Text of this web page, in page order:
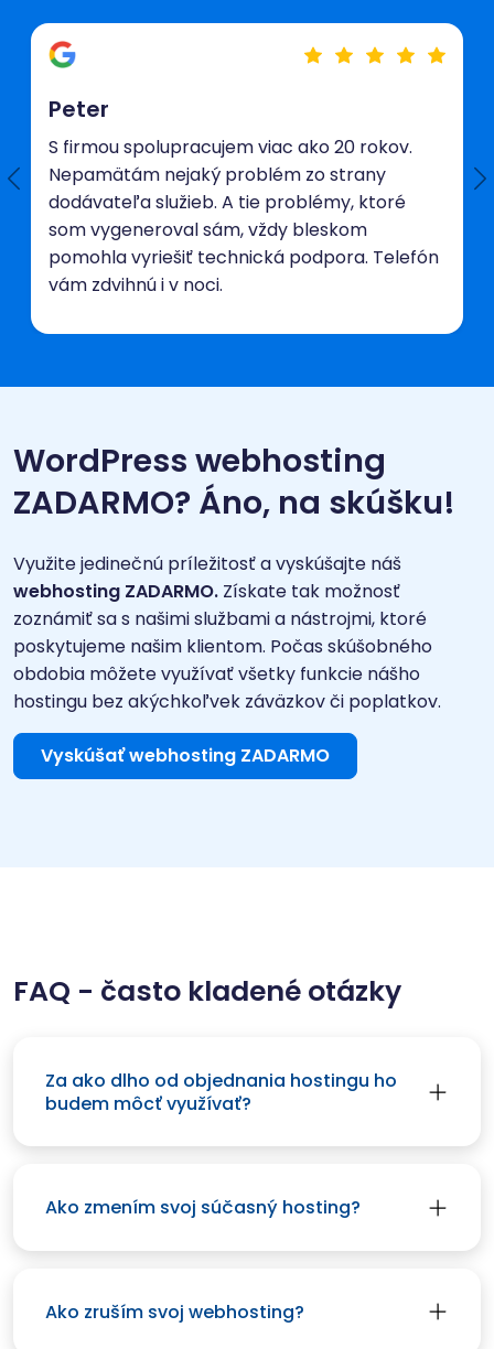
Peter
S firmou spolupracujem viac ako 20 rokov.
Nepamätám nejaký problém zo strany
dodávateľa služieb. A tie problémy, ktoré
som vygeneroval sám, vždy bleskom
pomohla vyriešiť technická podpora. Telefón
vám zdvihnú i v noci.
WordPress webhosting
ZADARMO? Áno, na skúšku!
Využite jedinečnú príležitosť a vyskúšajte náš
webhosting ZADARMO. Získate tak možnosť
zoznámiť sa s našimi službami a nástrojmi, ktoré
poskytujeme našim klientom. Počas skúšobného
obdobia môžete využívať všetky funkcie nášho
hostingu bez akýchkoľvek záväzkov či poplatkov.
Vyskúšať webhosting ZADARMO
FAQ - často kladené otázky
Za ako dlho od objednania hostingu ho
budem môcť využívať?
Ako zmením svoj súčasný hosting?
Ako zruším svoj webhosting?